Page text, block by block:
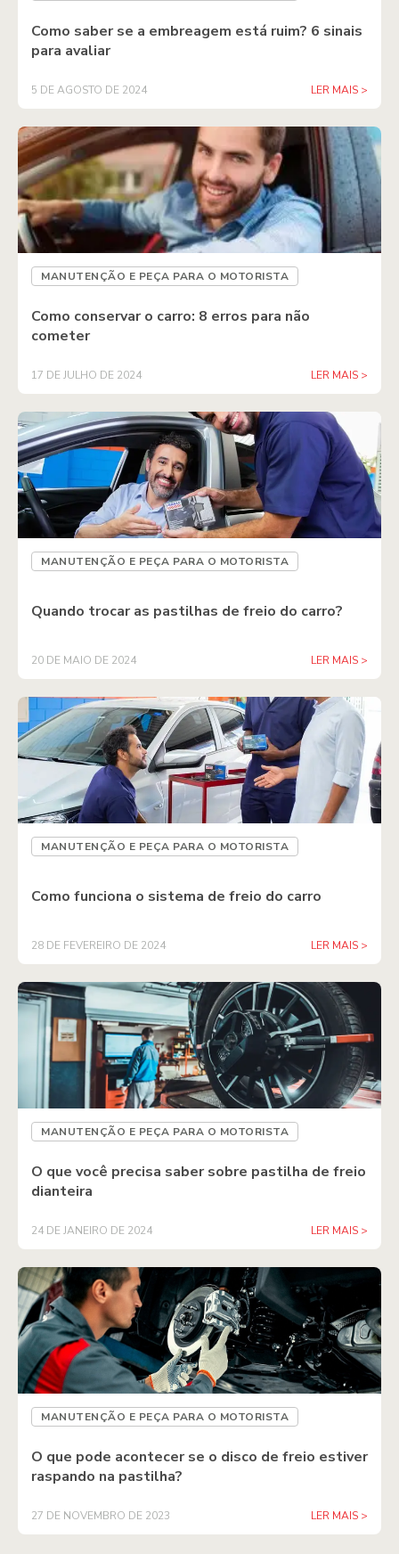
Como saber se a embreagem está ruim? 6 sinais
para avaliar
5 DE AGOSTO DE 2024 LER MAIS >
MANUTENÇÃO E PEÇA PARA O MOTORISTA
Como conservar o carro: 8 erros para não
cometer
17 DE JULHO DE 2024 LER MAIS >
MANUTENÇÃO E PEÇA PARA O MOTORISTA
Quando trocar as pastilhas de freio do carro?
20 DE MAIO DE 2024 LER MAIS >
MANUTENÇÃO E PEÇA PARA O MOTORISTA
Como funciona o sistema de freio do carro
28 DE FEVEREIRO DE 2024 LER MAIS >
MANUTENÇÃO E PEÇA PARA O MOTORISTA
O que você precisa saber sobre pastilha de freio
dianteira
24 DE JANEIRO DE 2024 LER MAIS >
MANUTENÇÃO E PEÇA PARA O MOTORISTA
O que pode acontecer se o disco de freio estiver
raspando na pastilha?
27 DE NOVEMBRO DE 2023 LER MAIS >